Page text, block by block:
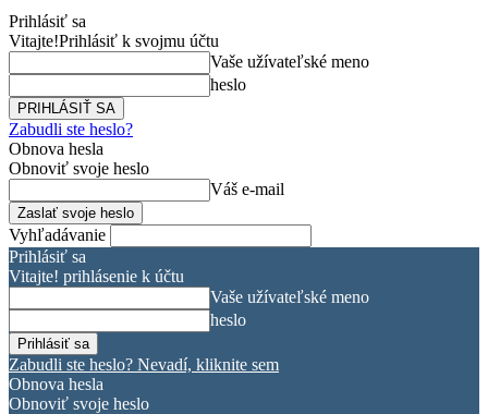
Prihlásiť sa
Vitajte!Prihlásiť k svojmu účtu
Vaše užívateľské meno
heslo
Zabudli ste heslo?
Obnova hesla
Obnoviť svoje heslo
Váš e-mail
Vyhľadávanie
Prihlásiť sa
Vitajte! prihlásenie k účtu
Vaše užívateľské meno
heslo
Zabudli ste heslo? Nevadí, kliknite sem
Obnova hesla
Obnoviť svoje heslo